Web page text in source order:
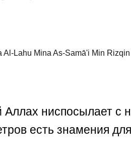
Lahu Mina As-Samā'i Min
ниспосылает с
есть знамения